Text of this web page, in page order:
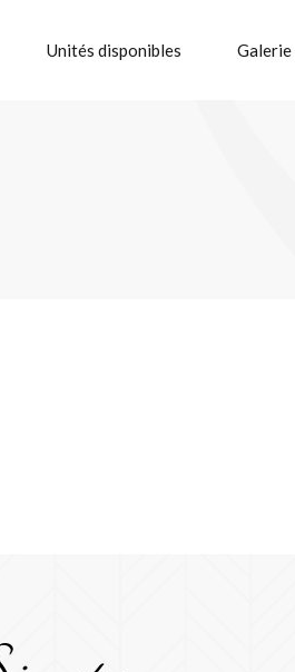
Unités disponibles Galerie